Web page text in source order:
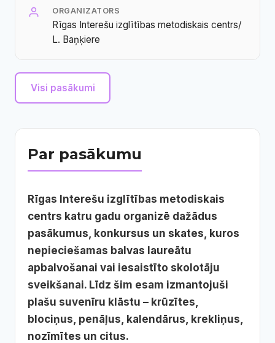
ORGANIZATORS
Rīgas Interešu izglītības metodiskais centrs/
L. Baņķiere
Visi pasākumi
Par pasākumu
Rīgas Interešu izglītības metodiskais
centrs katru gadu organizē dažādus
pasākumus, konkursus un skates, kuros
nepieciešamas balvas laureātu
apbalvošanai vai iesaistīto skolotāju
sveikšanai. Līdz šim esam izmantojuši
plašu suvenīru klāstu – krūzītes,
blociņus, penāļus, kalendārus, krekliņus,
nozīmītes un citus.